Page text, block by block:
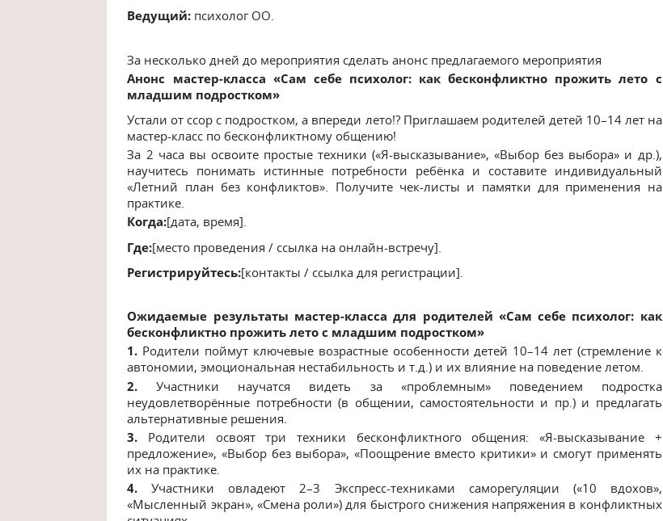
Ведущий: психолог ОО.
За несколько дней до мероприятия сделать анонс предлагаемого мероприятия
Анонс мастер-класса «Сам себе психолог: как бесконфликтно прожить лето с
младшим подростком»
Устали от ссор с подростком, а впереди лето!? Приглашаем родителей детей 10–14 лет на
мастер-класс по бесконфликтному общению!
За 2 часа вы освоите простые техники («Я-высказывание», «Выбор без выбора» и др.),
научитесь понимать истинные потребности ребёнка и составите индивидуальный
«Летний план без конфликтов». Получите чек-листы и памятки для применения на
практике.
Когда:[дата, время].
Где:[место проведения / ссылка на онлайн-встречу].
Регистрируйтесь:[контакты / ссылка для регистрации].
Ожидаемые результаты мастер-класса для родителей «Сам себе психолог: как
бесконфликтно прожить лето с младшим подростком»
1. Родители поймут ключевые возрастные особенности детей 10–14 лет (стремление к
автономии, эмоциональная нестабильность и т.д.) и их влияние на поведение летом.
2. Участники научатся видеть за «проблемным» поведением подростка
неудовлетворённые потребности (в общении, самостоятельности и пр.) и предлагать
альтернативные решения.
3. Родители освоят три техники бесконфликтного общения: «Я-высказывание +
предложение», «Выбор без выбора», «Поощрение вместо критики» и смогут применять
их на практике.
4. Участники овладеют 2–3 Экспресс-техниками саморегуляции («10 вдохов»,
«Мысленный экран», «Смена роли») для быстрого снижения напряжения в конфликтных